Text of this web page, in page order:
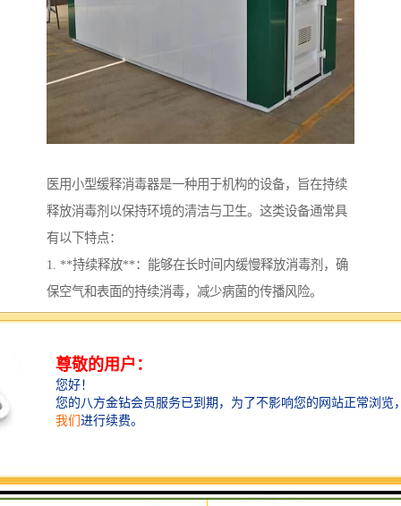
医用小型缓释消毒器是一种用于机构的设备，旨在持续
释放消毒剂以保持环境的清洁与卫生。这类设备通常具
有以下特点：
1. **持续释放**：能够在长时间内缓慢释放消毒剂，确
保空气和表面的持续消毒，减少病菌的传播风险。
2. **小型设计**：体积小巧，便于放置在病房、诊室、
3. **安全性**：设计上考虑到医用环境的特殊需求，所
用的消毒剂应无性、无残留，确保对患者和医务人员的
安全。
据环境条件自动调整释放量，提高消毒效果。